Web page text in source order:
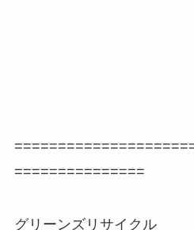
===============
グリーンズリサイクル